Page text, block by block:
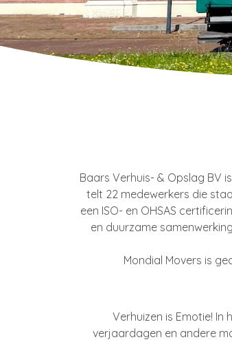
Baars Verhuis- & Opslag BV
telt 22 medewerkers die
een ISO- en OHSAS
en duurzame
Mondial Movers is
Verhuizen is Emotie!
verjaardagen en andere